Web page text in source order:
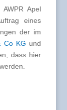
Apel
eines
der im
Co KG und
dass hier